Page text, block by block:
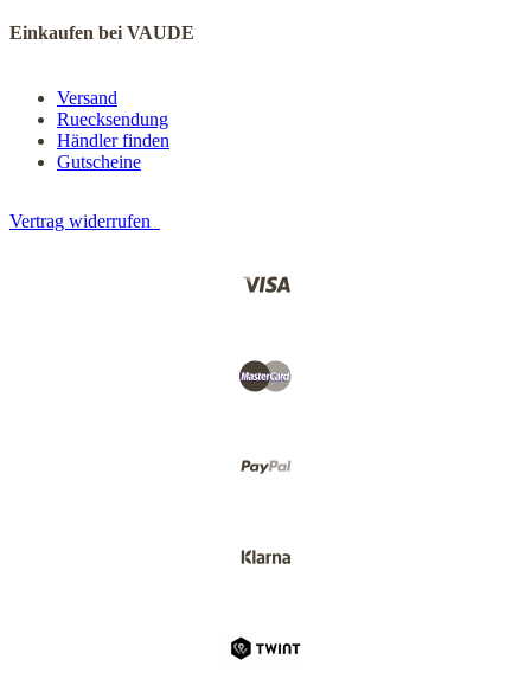
Einkaufen bei VAUDE
Versand
Ruecksendung
Händler finden
Gutscheine
Vertrag widerrufen